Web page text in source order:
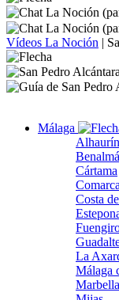
Vídeos La Noción |
Málaga
Cártama
Costa
La
Málaga
Marbella